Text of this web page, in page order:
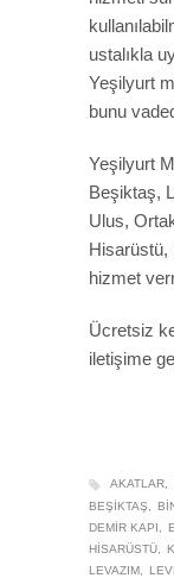
ustalıkla
Yeşilyurt
bunu
Yeşilyurt
Beşiktaş,
Ulus,
Hisarüstü,
hizmet
Ücretsiz
iletişime
AKATLAR
BEŞIKTAŞ
DEMIR KAPI
HISARÜSTÜ
LEVAZIM